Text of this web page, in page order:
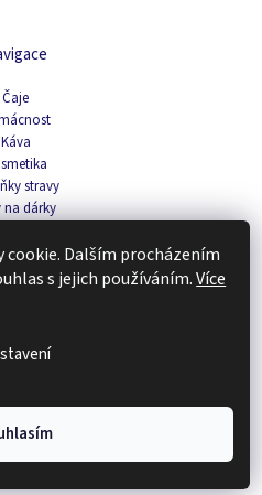
Dalším procházením
s jejich používáním.Více
Čaje
Káva
stravy
na dárky